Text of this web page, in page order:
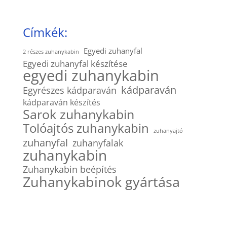
Címkék:
2 részes zuhanykabin Egyedi zuhanyfal
Egyedi zuhanyfal készítése
egyedi zuhanykabin
Egyrészes kádparaván kádparaván
kádparaván készítés
Sarok zuhanykabin
Tolóajtós zuhanykabin
zuhanyajtó
zuhanyfal zuhanyfalak
zuhanykabin
Zuhanykabin beépítés
Zuhanykabinok gyártása